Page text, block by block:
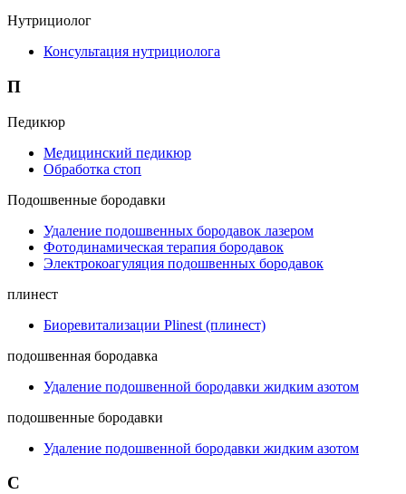
Нутрициолог
Консультация нутрициолога
П
Педикюр
Медицинский педикюр
Обработка стоп
Подошвенные бородавки
Удаление подошвенных бородавок лазером
Фотодинамическая терапия бородавок
Электрокоагуляция подошвенных бородавок
плинест
Биоревитализации Plinest (плинест)
подошвенная бородавка
Удаление подошвенной бородавки жидким азотом
подошвенные бородавки
Удаление подошвенной бородавки жидким азотом
С